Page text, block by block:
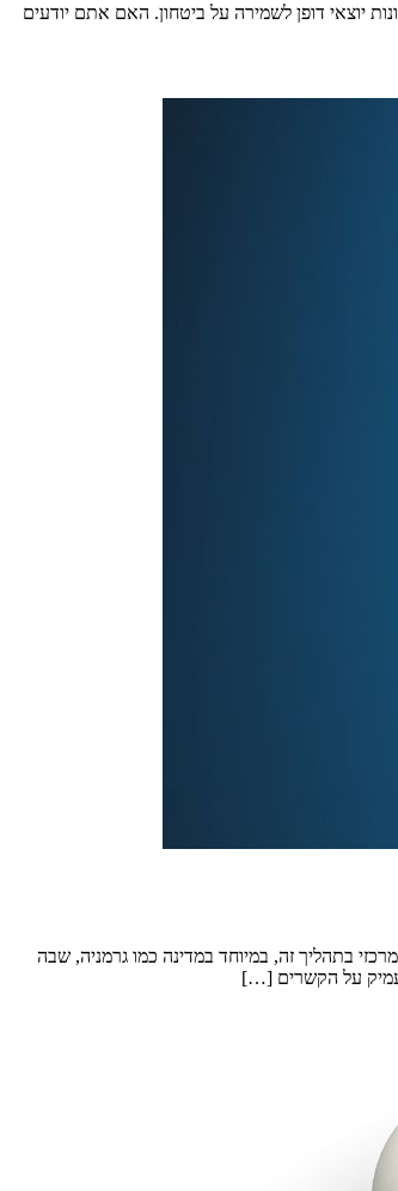
יוצאי דופן לשמירה על ביטחון. האם אתם יודעים
בתהליך זה, במיוחד במדינה כמו גרמניה, שבה
על הקשרים […]